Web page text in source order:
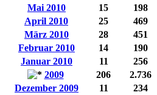
Mai 2010
15 198
April 2010
25 469
März 2010
28 451
Februar 2010
14 190
Januar 2010
11 256
2009
206 2.736
Dezember 2009
11 234